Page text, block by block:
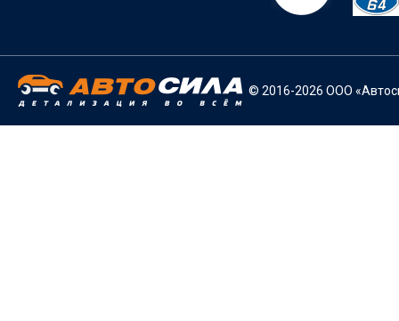
© 2016-2026 ООО